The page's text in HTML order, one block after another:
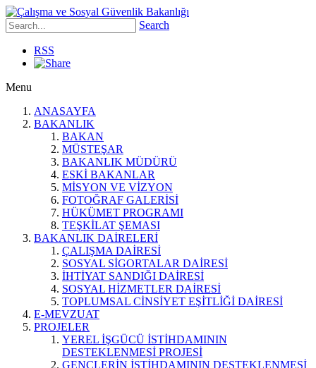
Search
RSS
Menu
ANASAYFA
BAKANLIK
BAKAN
MÜSTEŞAR
BAKANLIK MÜDÜRÜ
ESKİ BAKANLAR
MİSYON VE VİZYON
FOTOĞRAF GALERİSİ
HÜKÜMET PROGRAMI
TEŞKİLAT ŞEMASI
BAKANLIK DAİRELERİ
ÇALIŞMA DAİRESİ
SOSYAL SİGORTALAR DAİRESİ
İHTİYAT SANDIĞI DAİRESİ
SOSYAL HİZMETLER DAİRESİ
TOPLUMSAL CİNSİYET EŞİTLİĞİ DAİRESİ
E-MEVZUAT
PROJELER
YEREL İŞGÜCÜ İSTİHDAMININ
DESTEKLENMESİ PROJESİ
GENÇLERİN İSTİHDAMININ DESTEKLENMESİ